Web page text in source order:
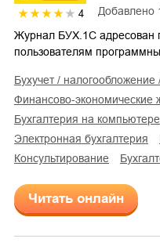
4 Добавлено
Журнал БУХ.1С адресован
пользователям
бухучет / налогообложение
финансово-экономические
бухгалтерия на компьютере
электронная бухгалтерия
консультирование
Читать онлайн